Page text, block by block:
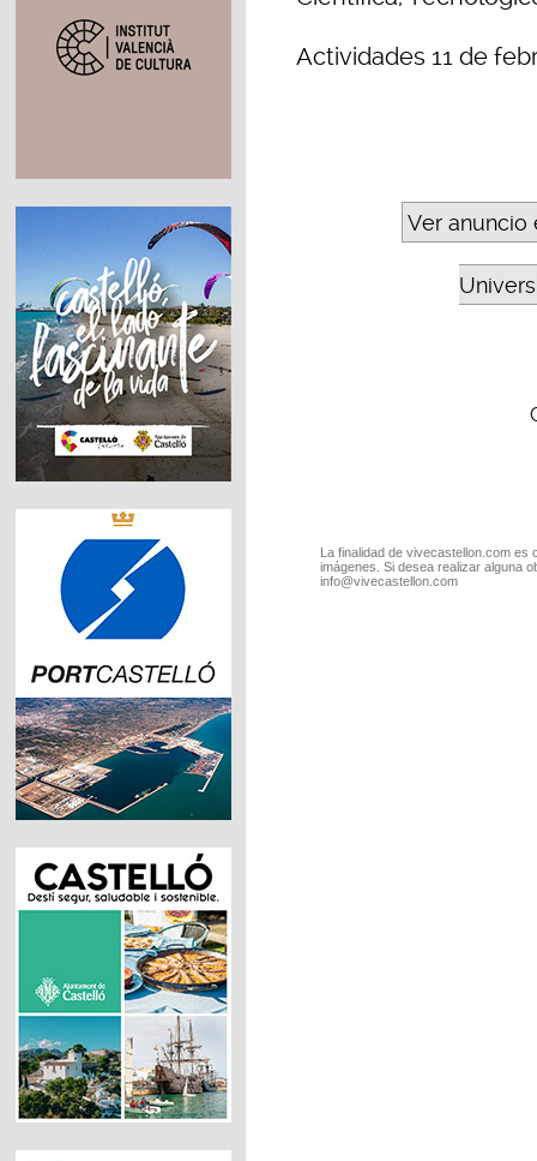
Actividades 11 de
Ver anuncio
La finalidad de vivecastellon.com
imágenes. Si desea realizar alguna
info@vivecastellon.com